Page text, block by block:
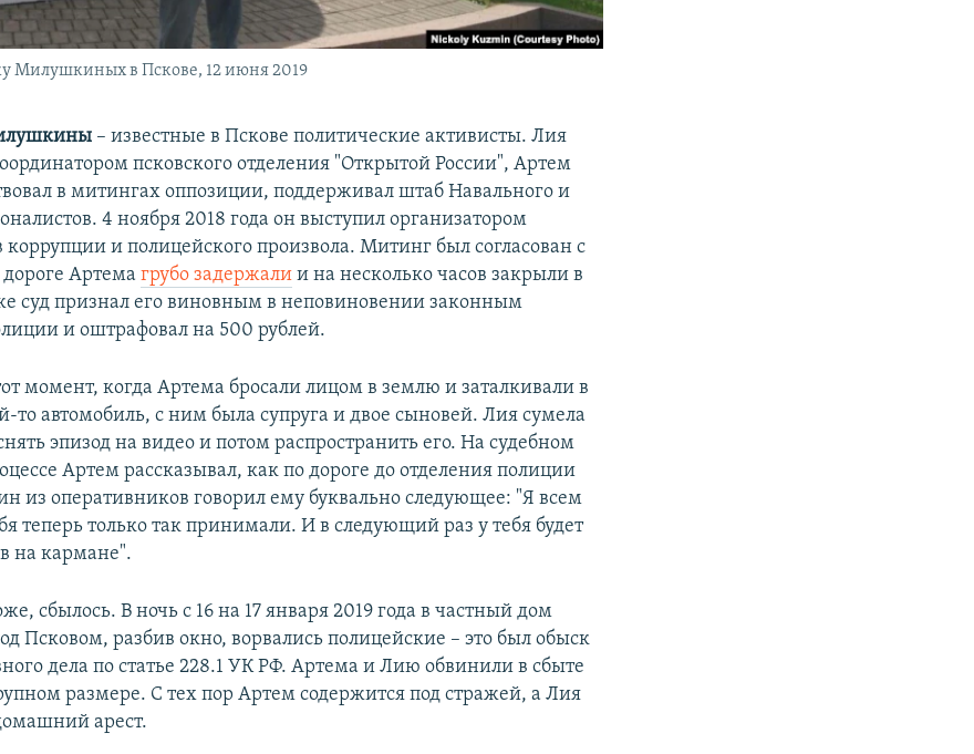
Милушкиных в Пскове, 12 июня 2019
– известные в Пскове политические активисты. Лия
псковского отделения "Открытой России", Артем
в митингах оппозиции, поддерживал штаб Навального и
4 ноября 2018 года он выступил организатором
и полицейского произвола. Митинг был согласован с
дороге Артемагрубо задержали и на несколько часов закрыли в
суд признал его виновным в неповиновении законным
и оштрафовал на 500 рублей.
момент, когда Артема бросали лицом в землю и заталкивали в
то автомобиль, с ним была супруга и двое сыновей. Лия сумела
эпизод на видео и потом распространить его. На судебном
Артем рассказывал, как по дороге до отделения полиции
из оперативников говорил ему буквально следующее: "Я всем
теперь только так принимали. И в следующий раз у тебя будет
на кармане".
сбылось. В ночь с 16 на 17 января 2019 года в частный дом
Псковом, разбив окно, ворвались полицейские – это был обыск
дела по статье 228.1 УК РФ. Артема и Лию обвинили в сбыте
размере. С тех пор Артем содержится под стражей, а Лия
арест.